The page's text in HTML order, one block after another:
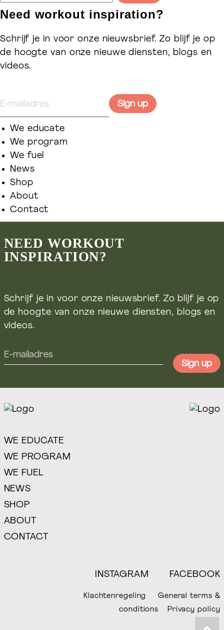
Need workout inspiration?
Schrijf je in voor onze nieuwsbrief. Zo blijf je op
de hoogte van onze nieuwe diensten, blogs en
videos.
We educate
We program
We fuel
News
Shop
About
Contact
NEED WORKOUT
INSPIRATION?
Schrijf je in voor onze nieuwsbrief. Zo blijf je op
de hoogte van onze nieuwe diensten, blogs en
videos.
WE EDUCATE
WE PROGRAM
WE FUEL
NEWS
SHOP
ABOUT
CONTACT
INSTAGRAM FACEBOOK
Klachtenregeling
General terms &
conditions
Privacy policy